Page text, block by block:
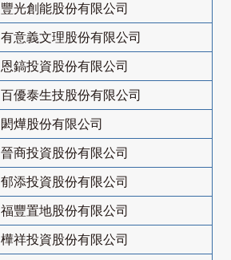
豐光創能股份有限公司
有意義文理股份有限公司
恩鎬投資股份有限公司
百優泰生技股份有限公司
閎燁股份有限公司
晉商投資股份有限公司
郁添投資股份有限公司
福豐置地股份有限公司
樺祥投資股份有限公司